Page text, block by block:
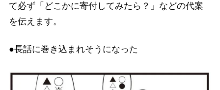
て必ず「どこかに寄付してみたら？」などの代案
を伝えます。
●長話に巻き込まれそうになった